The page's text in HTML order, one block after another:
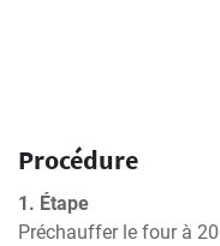
Procédure
1. Étape
Préchauffer le four à